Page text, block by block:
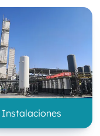
Instalaciones